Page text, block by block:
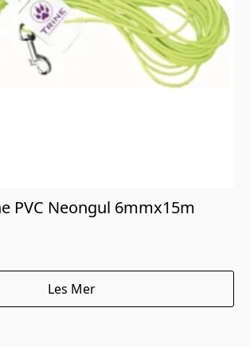
PVC Neongul 6mmx15m
Les Mer